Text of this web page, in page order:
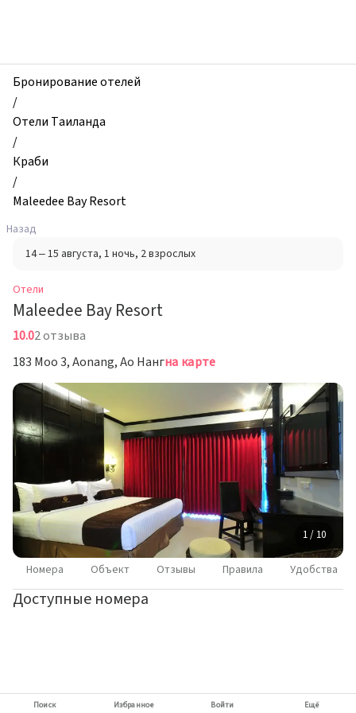
Maleedee
Bay
Resort,
Краби,
Таиланд
Бронирование отелей
/
Отели Таиланда
/
Краби
/
Maleedee Bay Resort
Назад
14 – 15 августа, 1 ночь, 2 взрослых
Отели
Maleedee Bay Resort
10.02 отзыва
183 Moo 3, Aonang, Ао Нангна карте
1 / 10
Номера Объект Отзывы Правила Удобства
Доступные номера
Поиск Избранное Войти Ещё